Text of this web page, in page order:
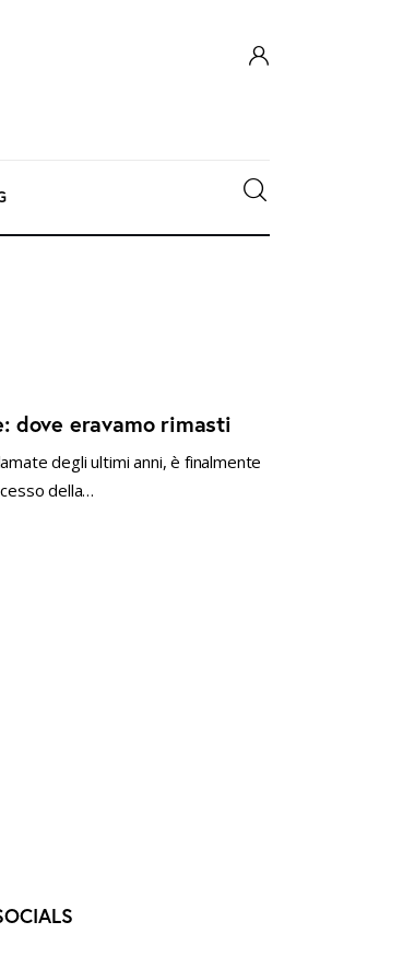
dove eravamo rimasti
degli ultimi anni, è finalmente
della…